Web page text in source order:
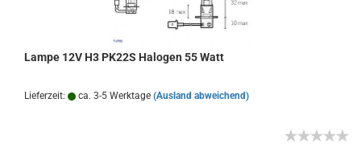
Lampe 12V H3 PK22S Halogen 55 Watt
Lieferzeit: ca. 3-5 Werktage (Ausland abweichend)